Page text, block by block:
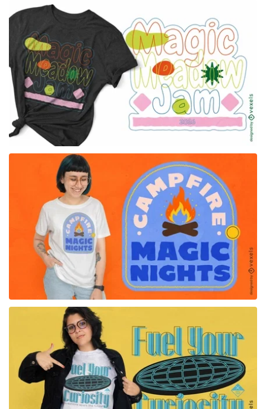
para Merch
para Merch